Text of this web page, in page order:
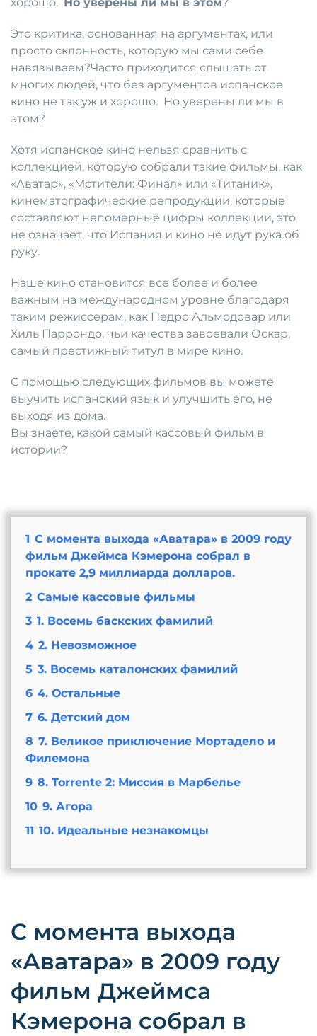
хорошо. Но уверены ли мы в этом?
Это критика, основанная на аргументах, или
просто склонность, которую мы сами себе
навязываем?Часто приходится слышать от
многих людей, что без аргументов испанское
кино не так уж и хорошо. Но уверены ли мы в
этом?
Хотя испанское кино нельзя сравнить с
коллекцией, которую собрали такие фильмы, как
«Аватар», «Мстители: Финал» или «Титаник»,
кинематографические репродукции, которые
составляют непомерные цифры коллекции, это
не означает, что Испания и кино не идут рука об
руку.
Наше кино становится все более и более
важным на международном уровне благодаря
таким режиссерам, как Педро Альмодовар или
Хиль Паррондо, чьи качества завоевали Оскар,
самый престижный титул в мире кино.
С помощью следующих фильмов вы можете
выучить испанский язык и улучшить его, не
выходя из дома.
Вы знаете, какой самый кассовый фильм в
истории?
1 С момента выхода «Аватара» в 2009 году
фильм Джеймса Кэмерона собрал в
прокате 2,9 миллиарда долларов.
2 Самые кассовые фильмы
3 1. Восемь баскских фамилий
4 2. Невозможное
5 3. Восемь каталонских фамилий
6 4. Остальные
7 6. Детский дом
8 7. Великое приключение Мортадело и
Филемона
9 8. Torrente 2: Миссия в Марбелье
10 9. Агора
11 10. Идеальные незнакомцы
С момента выхода
«Аватара» в 2009 году
фильм Джеймса
Кэмерона собрал в